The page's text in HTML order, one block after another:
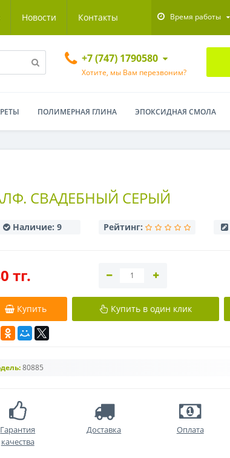
Новости Контакты Время работы
+7 (747) 1790580
Хотите, мы Вам перезвоним?
ПОЛИМЕРНАЯ ГЛИНА ЭПОКСИДНАЯ СМОЛА
СВАДЕБНЫЙ СЕРЫЙ
Наличие: 9 Рейтинг:
тг.
Купить Купить в один клик
80885
Гарантия
качества
Доставка Оплата